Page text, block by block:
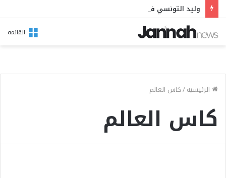
القائمة
الرئيسية/كاس العالم
كاس العالم